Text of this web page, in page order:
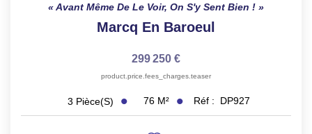
Avant Même De Le Voir, On S'y Sent Bien !
Marcq En Baroeul
299 250 €
product.price.fees_charges.teaser
3 Pièce(s) 76 M² Réf : DP927